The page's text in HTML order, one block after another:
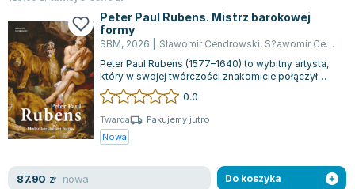
Joseph Murphy
Jan Sztaudynger
Aleksander Puszkin
Oscar Wilde
Małgorzata Ohme
Maddie Ziegler
Leszek Czarnecki
Maria Seweryn
Peter Paul Rubens. Mistrz barokowej
formy
SBM, 2026 Sławomir Cendrowski, S?awomir Cendrowski
Peter Paul Rubens (1577–1640) to wybitny artysta,
który w swojej twórczości znakomicie połączył
rozmach barokowego stylu z wyjątko...
0.0
Twarda
Pakujemy jutro
Nowa
87.90 zł nowa Do koszyka